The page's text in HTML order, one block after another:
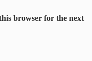
browser for the next